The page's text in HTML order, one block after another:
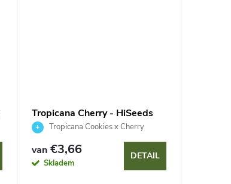
Tropicana Cherry - HiSeeds
Tropicana Cookies x Cherry
van€3,66
Skladem
DETAIL